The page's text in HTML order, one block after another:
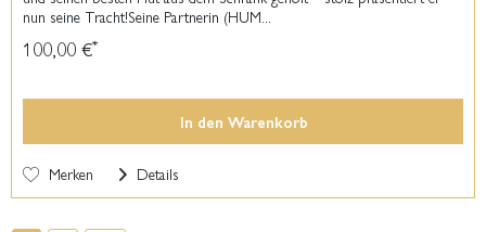
nun seine Tracht!Seine Partnerin (HUM...
100,00 €*
In den Warenkorb
Merken Details